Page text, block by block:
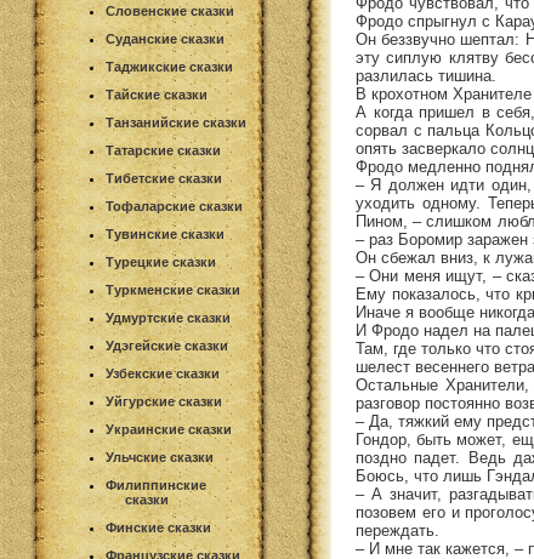
Словенские сказки
Суданские сказки
Таджикские сказки
Тайские сказки
Танзанийские сказки
Татарские сказки
Тибетские сказки
Тофаларские сказки
Тувинские сказки
Турецкие сказки
Туркменские сказки
Удмуртские сказки
Удэгейские сказки
Узбекские сказки
Уйгурские сказки
Украинские сказки
Ульчские сказки
Филиппинские
сказки
Финские сказки
Французские сказки
Фродо спрыгнул с
Он беззвучно шептал:
эту сиплую клятву
разлилась тишина.
В крохотном
А когда пришел в
сорвал с пальца
опять засверкало
Фродо медленно
– Я должен идти
уходить одному.
Пином, – слишком
– раз Боромир
Он сбежал вниз, к
– Они меня ищут, –
Ему показалось, что
Иначе я вообще
И Фродо надел на
Там, где только что
шелест весеннего ветра.
Остальные
разговор постоянно
– Да, тяжкий ему
Гондор, быть может,
поздно падет. Ведь
Боюсь, что лишь
– А значит,
позовем его и
переждать.
– И мне так кажется, –